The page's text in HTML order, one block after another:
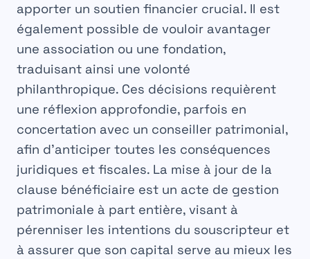
apporter un soutien financier crucial. Il est
également possible de vouloir avantager
une association ou une fondation,
traduisant ainsi une volonté
philanthropique. Ces décisions requièrent
une réflexion approfondie, parfois en
concertation avec un conseiller patrimonial,
afin d’anticiper toutes les conséquences
juridiques et fiscales. La mise à jour de la
clause bénéficiaire est un acte de gestion
patrimoniale à part entière, visant à
pérenniser les intentions du souscripteur et
à assurer que son capital serve au mieux les